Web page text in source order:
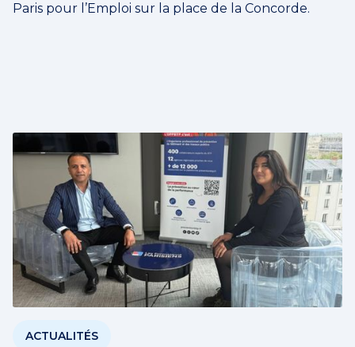
Paris pour l’Emploi sur la place de la Concorde.
ACTUALITÉS